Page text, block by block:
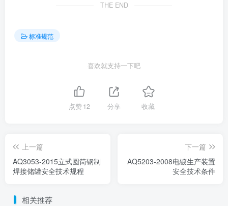
THE END
标准规范
喜欢就支持一下吧
点赞12 分享 收藏
上一篇
AQ3053-2015立式圆筒钢制
焊接储罐安全技术规程
下一篇
AQ5203-2008电镀生产装置
安全技术条件
相关推荐